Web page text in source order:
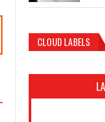
CLOUD LABELS